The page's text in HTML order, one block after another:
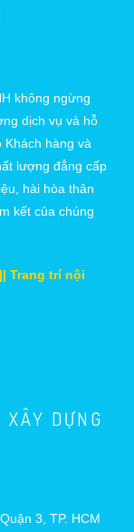
không ngừng
dịch vụ và hỗ
hàng và
lượng đẳng cấp
hài hòa thân
kết của chúng
Trang trí nội
DỰNG
3, TP. HCM